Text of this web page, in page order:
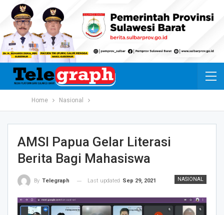
Home Nasional
AMSI Papua Gelar Literasi
Berita Bagi Mahasiswa
NASIONAL
By Telegraph Last updated Sep 29, 2021